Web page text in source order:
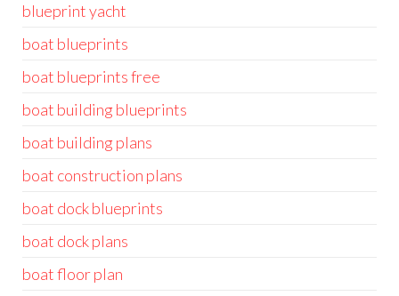
blueprint yacht
boat blueprints
boat blueprints free
boat building blueprints
boat building plans
boat construction plans
boat dock blueprints
boat dock plans
boat floor plan